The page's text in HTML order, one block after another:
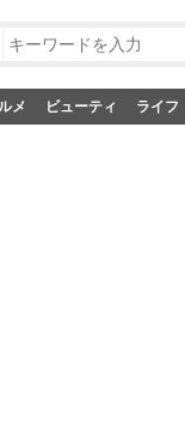
メ ビューティ ライフ